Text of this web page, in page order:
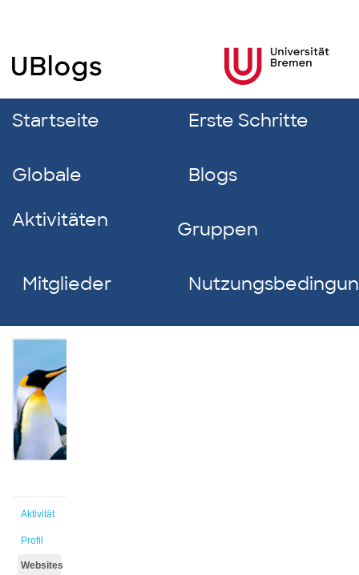
Startseite Erste Schritte
Globale
Aktivitäten
Blogs
Gruppen
Mitglieder
Aktivität
Profil
Websites